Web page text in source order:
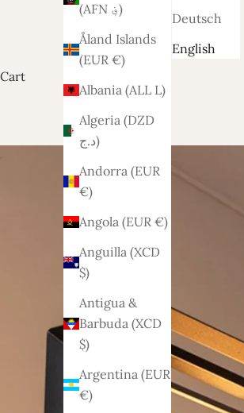
(AFN ؋)
Åland Islands
(EUR €)
Albania (ALL L)
Algeria (DZD
د.ج)
Andorra (EUR
€)
Angola (EUR €)
Anguilla (XCD
$)
Antigua &
Barbuda (XCD
$)
Argentina (EUR
€)
Deutsch
English
Cart